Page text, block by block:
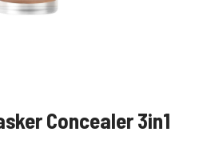
Concealer 3in1